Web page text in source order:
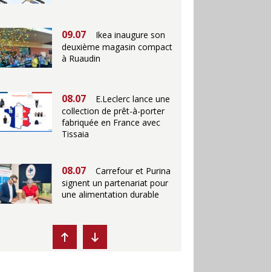
09.07
Ikea inaugure son
deuxième magasin compact
à Ruaudin
08.07
E.Leclerc lance une
collection de prêt-à-porter
fabriquée en France avec
Tissaia
08.07
Carrefour et Purina
signent un partenariat pour
une alimentation durable
07.07
Ikea propose des
"Escales fraîcheur" en